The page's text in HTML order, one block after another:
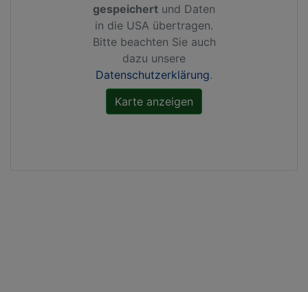
gespeichert und Daten
in die USA übertragen.
Bitte beachten Sie auch
dazu unsere
Datenschutzerklärung.